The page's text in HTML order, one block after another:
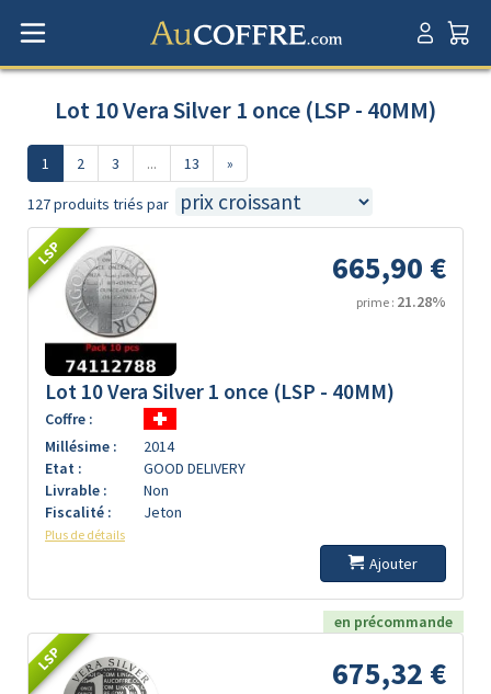
Lot 10 Vera Silver 1 once (LSP - 40MM)
1 2 3 ... 13 »
127 produits triés par
LSP 665,90 €
prime : 21.28%
Lot 10 Vera Silver 1 once (LSP - 40MM)
Coffre :
Millésime :
2014
Etat :
GOOD DELIVERY
Livrable :
Non
Fiscalité :
Jeton
Plus de détails
Ajouter
en précommande
LSP 675,32 €